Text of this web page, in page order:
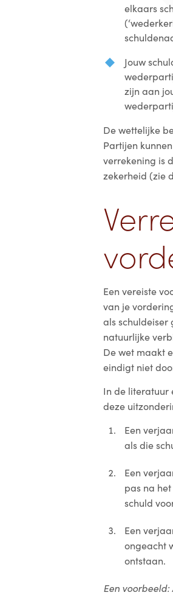
elkaars
Jouw
zijn aan
De wettelijke
Partijen
verrekening is
zekerheid (zie
Een vereiste
van je
als schuldeiser
natuurlijke
De wet maakt
eindigt niet
In de literatuur
deze
Een
als die
Een
pas na
schuld
Een
ongeacht
ontstaan.
Een